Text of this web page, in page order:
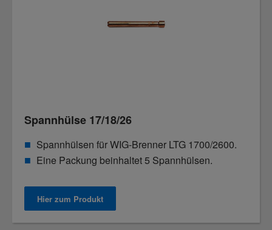
Spannhülse 17/18/26
Spannhülsen für WIG-Brenner LTG 1700/2600.
Eine Packung beinhaltet 5 Spannhülsen.
Hier zum Produkt